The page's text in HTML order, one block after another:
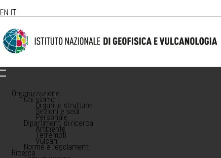
EN IT
Organizzazione
Chi siamo
Organi e strutture
Sezioni e sedi
Personale
Dipartimenti di ricerca
Ambiente
Terremoti
Vulcani
Norme e regolamenti
Ricerca